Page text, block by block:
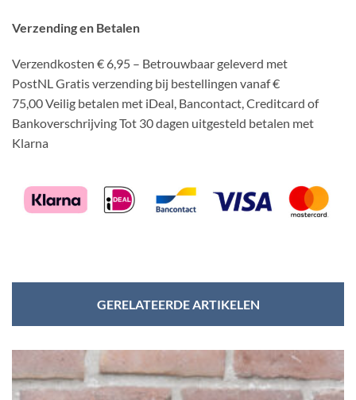
Verzending en Betalen
Verzendkosten € 6,95 – Betrouwbaar geleverd met
PostNL Gratis verzending bij bestellingen vanaf €
75,00 Veilig betalen met iDeal, Bancontact, Creditcard of
Bankoverschrijving Tot 30 dagen uitgesteld betalen met
Klarna
GERELATEERDE ARTIKELEN